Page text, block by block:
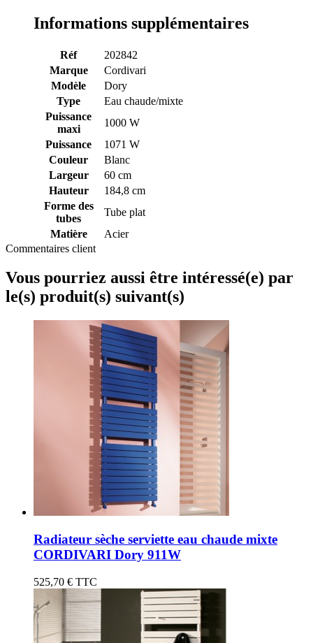
Informations supplémentaires
Réf
202842
Marque
Cordivari
Modèle
Dory
Type
Eau chaude/mixte
Puissance
maxi
1000 W
Puissance
1071 W
Couleur
Blanc
Largeur
60 cm
Hauteur
184,8 cm
Forme des
tubes
Tube plat
Matière
Acier
Commentaires client
Vous pourriez aussi être intéressé(e) par
le(s) produit(s) suivant(s)
Radiateur sèche serviette eau chaude mixte
CORDIVARI Dory 911W
525,70 € TTC